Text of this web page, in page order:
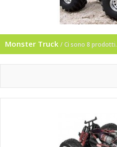
Monster Truck / Ci sono 8 prodotti.